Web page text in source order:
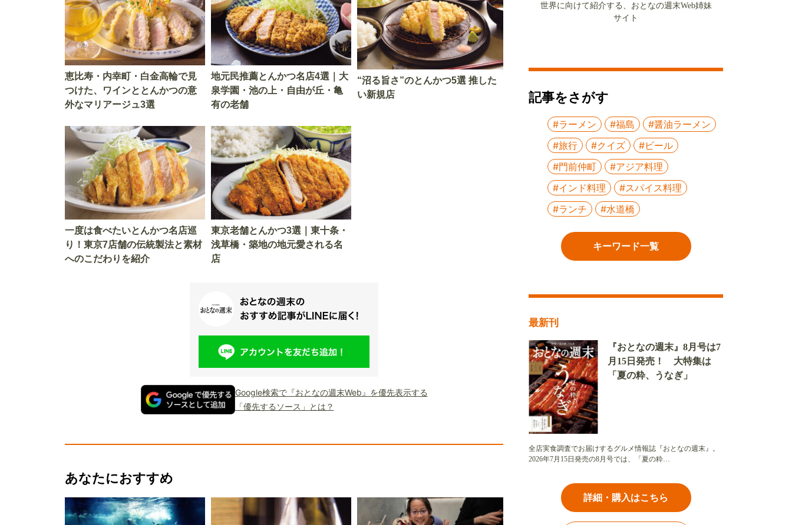
恵比寿・内幸町・白金高輪で見
つけた、ワインととんかつの意
外なマリアージュ3選
地元民推薦とんかつ名店4選｜大
泉学園・池の上・自由が丘・亀
有の老舗
“沼る旨さ”のとんかつ5選 推した
い新規店
一度は食べたいとんかつ名店巡
り！東京7店舗の伝統製法と素材
へのこだわりを紹介
東京老舗とんかつ3選｜東十条・
浅草橋・築地の地元愛される名
店
Google検索で『おとなの週末Web』を優先表示する
「優先するソース」とは？
あなたにおすすめ
世界に向けて紹介する、おとなの週末Web姉妹
サイト
記事をさがす
#ラーメン #福島
#醤油ラーメン
#旅行
#クイズ
#ビール
#門前仲町
#アジア料理
#インド料理
#スパイス料理
#ランチ
#水道橋
キーワード一覧
最新刊
『おとなの週末』8月号は7
月15日発売！ 大特集は
「夏の粋、うなぎ」
全店実食調査でお届けするグルメ情報誌『おとなの週末』。
2026年7月15日発売の8月号では、「夏の粋…
詳細・購入はこちら